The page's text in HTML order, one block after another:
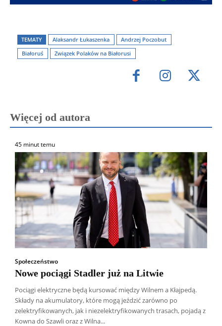
TEMATY Alaksandr Łukaszenka
Andrzej Poczobut
Białoruś
Związek Polaków na Białorusi
Więcej od autora
45 minut temu
Społeczeństwo
Nowe pociągi Stadler już na Litwie
Pociągi elektryczne będą kursować między Wilnem a Kłajpedą.
Składy na akumulatory, które mogą jeździć zarówno po
zelektryfikowanych, jak i niezelektryfikowanych trasach, pojadą z
Kowna do Szawli oraz z Wilna...